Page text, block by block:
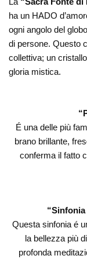
ha un HADO
ogni angolo del
di persone. Questo
collettiva; un
gloria mistica.
É una delle più
brano brillante,
conferma il fatto
Questa sinfonia é
la bellezza più
profonda